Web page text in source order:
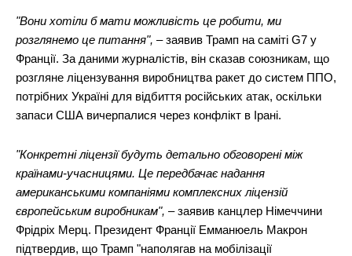
"Вони хотіли б мати можливість це робити, ми
розглянемо це питання", – заявив Трамп на саміті G7 у
Франції. За даними журналістів, він сказав союзникам, що
розгляне ліцензування виробництва ракет до систем ППО,
потрібних Україні для відбиття російських атак, оскільки
запаси США вичерпалися через конфлікт в Ірані.
"Конкретні ліцензії будуть детально обговорені між
країнами-учасницями. Це передбачає надання
американськими компаніями комплексних ліцензій
європейським виробникам", – заявив канцлер Німеччини
Фрідріх Мерц. Президент Франції Емманюель Макрон
підтвердив, що Трамп "наполягав на мобілізації